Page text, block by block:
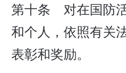
第十条 对在国防
和个人，依照有关
表彰和奖励。